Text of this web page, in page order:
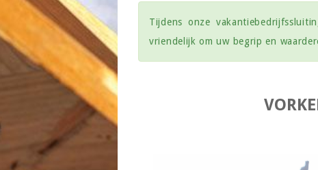
Tijdens onze
vriendelijk om uw begrip en